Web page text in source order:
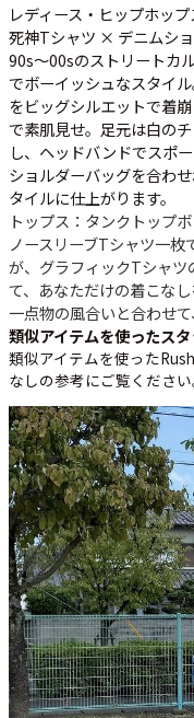
レディース・ヒップホッ
死神Tシャツ × デニムシ
90s～00sのストリートカ
でボーイッシュなスタイ
をビッグシルエットで着
で素肌見せ。足元は白の
し、ヘッドバンドでスポ
ショルダーバッグを合わ
タイルに仕上がります。
トップス：タンクトップ
ノースリーブTシャツ一
が、グラフィックTシャツ
て、あなただけの着こな
一点物の風合いと合わせ
類似アイテムを使ったス
類似アイテムを使った
なしの参考にご覧ください